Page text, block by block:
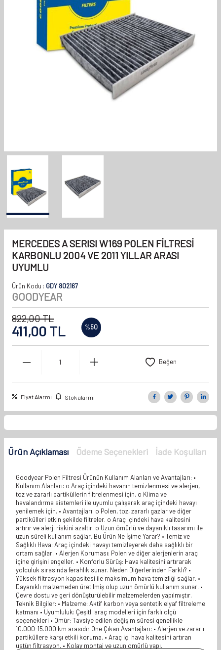
MERCEDES A SERISI W169 POLEN FİLTRESİ
KARBONLU 2004 VE 2011 YILLAR ARASI
UYUMLU
Ürün Kodu : GDY 802167
GOODYEAR
822,00TL
411,00 TL %50
Beğen
Fiyat Alarmı Stok alarmı
Ürün Açıklaması Ödeme Seçenekleri İade Koşulları
Goodyear Polen Filtresi Ürünün Kullanım Alanları ve Avantajları: •
Kullanım Alanları: o Araç içindeki havanın temizlenmesi ve alerjen,
toz ve zararlı partiküllerin filtrelenmesi için. o Klima ve
havalandırma sistemleri ile uyumlu çalışarak araç içindeki havayı
yenilemek için. • Avantajları: o Polen, toz, zararlı gazlar ve diğer
partikülleri etkin şekilde filtreler. o Araç içindeki hava kalitesini
artırır ve alerji riskini azaltır. o Uzun ömürlü ve dayanıklı tasarımı ile
uzun süreli kullanım sağlar. Bu Ürün Ne İşime Yarar? • Temiz ve
Sağlıklı Hava: Araç içindeki havayı temizleyerek daha sağlıklı bir
ortam sağlar. • Alerjen Koruması: Polen ve diğer alerjenlerin araç
içine girişini engeller. • Konforlu Sürüş: Hava kalitesini artırarak
yolculuk sırasında ferahlık sunar. Neden Diğerlerinden Farklı? •
Yüksek filtrasyon kapasitesi ile maksimum hava temizliği sağlar. •
Dayanıklı malzemeden üretilmiş olup uzun ömürlü kullanım sunar. •
Çevre dostu ve geri dönüştürülebilir malzemelerden yapılmıştır.
Teknik Bilgiler: • Malzeme: Aktif karbon veya sentetik elyaf filtreleme
katmanı • Uyumluluk: Çeşitli araç modelleri için farklı ölçü
seçenekleri • Ömür: Tavsiye edilen değişim süresi genellikle
10.000-15.000 km arasıdır Öne Çıkan Avantajları: • Alerjen ve zararlı
partiküllere karşı etkili koruma. • Araç içi hava kalitesini artıran
üstün filtrasyon. • Kolay montaj ve uzun ömürlü yapı.